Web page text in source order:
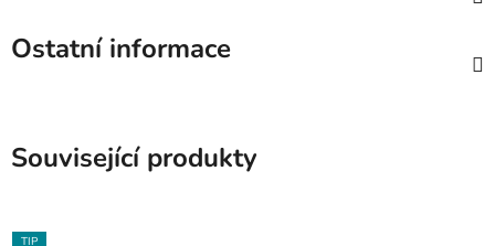
Ostatní informace
Související produkty
TIP